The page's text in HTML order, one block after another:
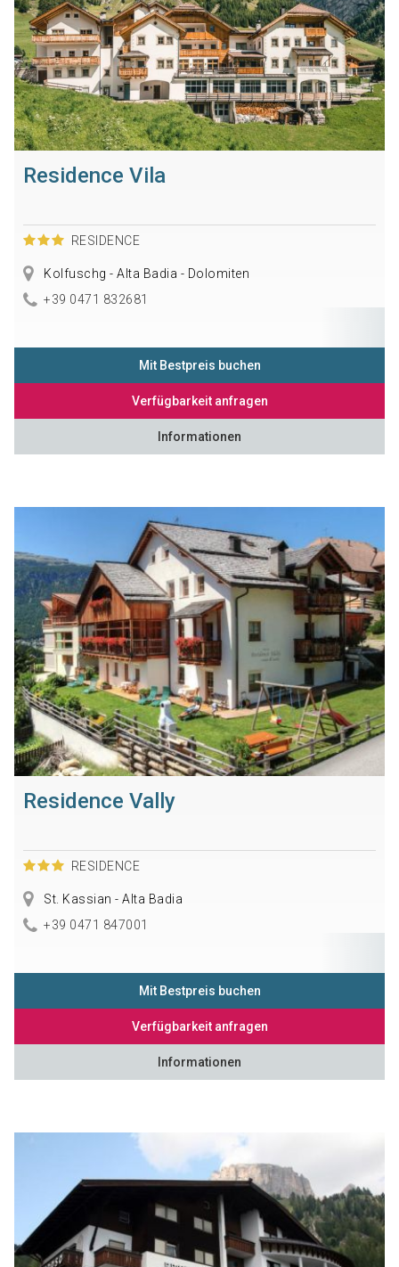
Residence Vila
RESIDENCE
Kolfuschg - Alta Badia - Dolomiten
+39 0471 832681
Mit Bestpreis buchen
Verfügbarkeit anfragen
Informationen
Residence Vally
RESIDENCE
St. Kassian - Alta Badia
+39 0471 847001
Mit Bestpreis buchen
Verfügbarkeit anfragen
Informationen